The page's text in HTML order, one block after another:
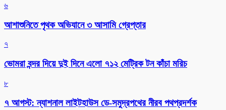
৬
আশাশুনিতে পৃথক অভিযানে ৩ আসামি গ্রেপ্তার
৭
ভোমরা বন্দর দিয়ে দুই দিনে এলো ৭১২ মেট্রিক টন কাঁচা মরিচ
৮
৭ আগস্ট: ন্যাশনাল লাইটহাউস ডে-সমুদ্রপথের নীরব পথপ্রদর্শক